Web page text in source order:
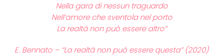
Nella gara di nessun traguardo
Nell’amore che sventola nel porto
La realtà non può essere altro”
E. Bennato – “La realtà non può essere questa” (2020)